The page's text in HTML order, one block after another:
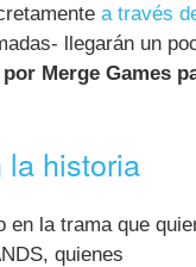
a través
llegarán un
Merge Games
la historia
en la trama que
quienes